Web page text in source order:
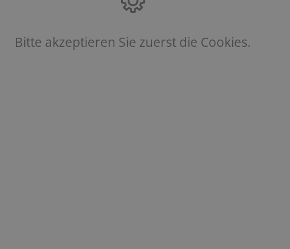
Bitte akzeptieren Sie zuerst die Cookies.